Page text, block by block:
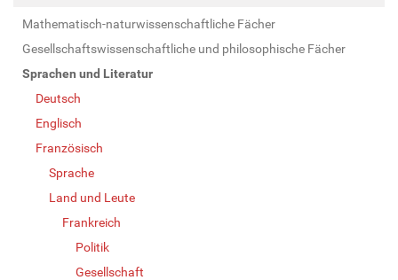
Mathematisch-naturwissenschaftliche Fächer
Gesellschaftswissenschaftliche und philosophische Fächer
Sprachen und Literatur
Deutsch
Englisch
Französisch
Sprache
Land und Leute
Frankreich
Politik
Gesellschaft